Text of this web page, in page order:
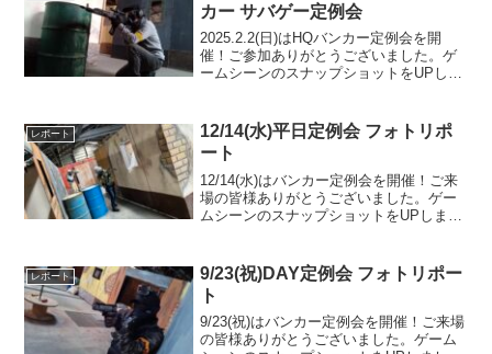
カー サバゲー定例会
2025.2.2(日)はHQバンカー定例会を開
催！ご参加ありがとうございました。ゲ
ームシーンのスナップショットをUPしま
フォトアルバムをみる
レポート
12/14(水)平日定例会 フォトリポ
ート
12/14(水)はバンカー定例会を開催！ご来
場の皆様ありがとうございました。ゲー
ムシーンのスナップショットをUPしまし
ルバムをみる
レポート
9/23(祝)DAY定例会 フォトリポー
ト
9/23(祝)はバンカー定例会を開催！ご来場
の皆様ありがとうございました。ゲーム